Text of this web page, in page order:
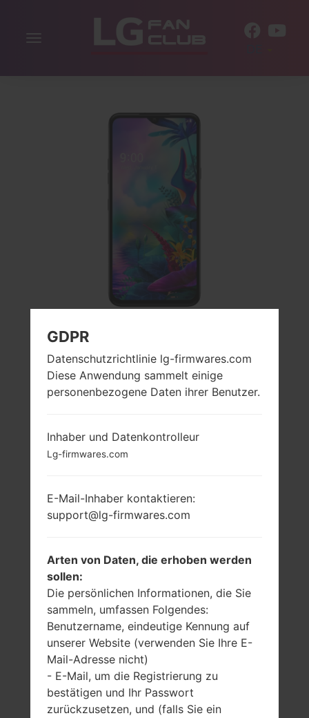
Navigation
LG G850EMW
(LMG850EMW) AUS
DER LG G8X THINQ-
SERIE
Körper Verhältnis)
1080 x 2340 Pixel
(~403 Dichte der
Pixel pro Zoll)
Kryo 485 & 4x1.78
Qualcomm
SM8150
Snapdragon 855
6GB
GDPR
Datenschutzrichtlinie lg-firmwares.com
Diese Anwendung sammelt einige
personenbezogene Daten ihrer Benutzer.
Inhaber und Datenkontrolleur
Lg-firmwares.com
E-Mail-Inhaber kontaktieren:
support@lg-firmwares.com
Arten von Daten, die erhoben werden
sollen:
Die persönlichen Informationen, die Sie
sammeln, umfassen Folgendes:
Benutzername, eindeutige Kennung auf
unserer Website (verwenden Sie Ihre E-
Mail-Adresse nicht)
- E-Mail, um die Registrierung zu
bestätigen und Ihr Passwort
zurückzusetzen, und (falls Sie ein